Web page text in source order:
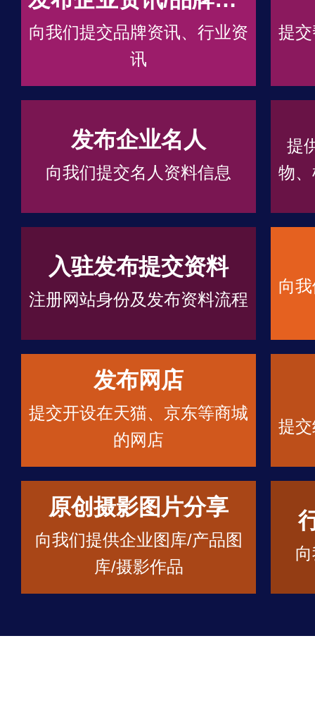
向我们提交品牌资讯、行业资
讯
提
发布企业名人
向我们提交名人资料信息
提
物
入驻发布提交资料
注册网站身份及发布资料流程
向
发布网店
提交开设在天猫、京东等商城
的网店
提
原创摄影图片分享
向我们提供企业图库/产品图
库/摄影作品